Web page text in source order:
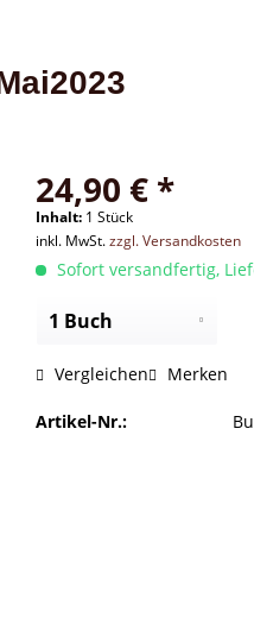
24,90 € *
Inhalt: 1 Stück
inkl. MwSt.zzgl. Versandkosten
Sofort versandfertig,
Vergleichen Merken
Artikel-Nr.: